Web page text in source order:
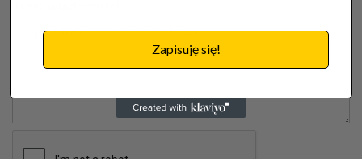
Zapisuję się!